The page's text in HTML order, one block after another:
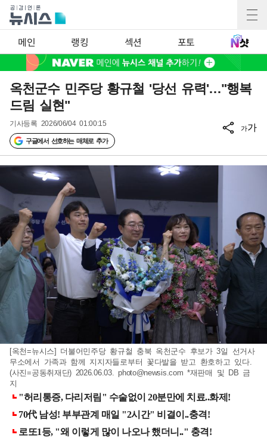
메인 랭킹 섹션 포토
옥천군수 민주당 황규철 '당선 유력'…"행복
드림 실현"
기사등록 2026/06/04 01:00:15
구글에서 선호하는 매체로 추가
가가
[옥천=뉴시스] 더불어민주당 황규철 충북 옥천군수 후보가 3일 선거사
무소에서 가족과 함께 지지자들로부터 꽃다발을 받고 환호하고 있다.
(사진=공동취재단) 2026.06.03.photo@newsis.com *재판매 및 DB 금
지